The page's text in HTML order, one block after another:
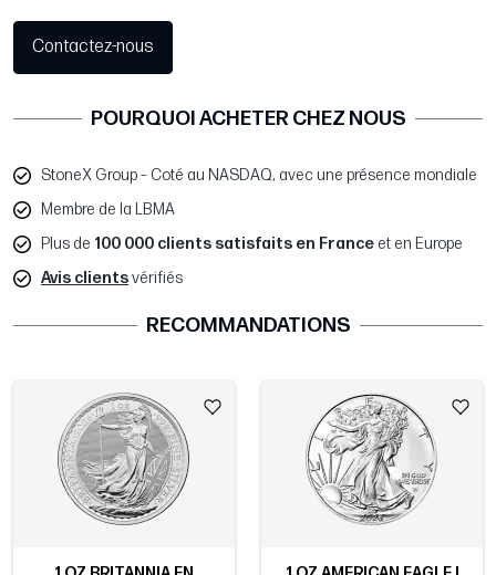
Contactez-nous
POURQUOI ACHETER CHEZ NOUS
StoneX Group – Coté au NASDAQ, avec une présence mondiale
Membre de la LBMA
Plus de 100 000 clients satisfaits en France et en Europe
Avis clientsvérifiés
RECOMMANDATIONS